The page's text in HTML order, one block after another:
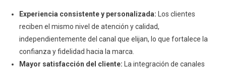
Experiencia consistente y personalizada: Los clientes
reciben el mismo nivel de atención y calidad,
independientemente del canal que elijan, lo que fortalece la
confianza y fidelidad hacia la marca.
Mayor satisfacción del cliente: La integración de canales